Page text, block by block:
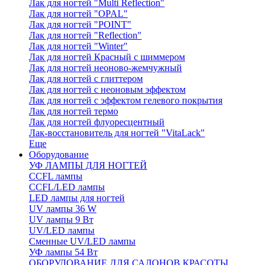
Лак для ногтей "Multi Reflection"
Лак для ногтей "OPAL"
Лак для ногтей "POINT"
Лак для ногтей "Reflection"
Лак для ногтей "Winter"
Лак для ногтей Красный с шиммером
Лак для ногтей неоново-жемчужный
Лак для ногтей с глиттером
Лак для ногтей с неоновым эффектом
Лак для ногтей с эффектом гелевого покрытия
Лак для ногтей термо
Лак для ногтей флуоресцентный
Лак-восстановитель для ногтей "VitaLack"
Еще
Оборудование
УФ ЛАМПЫ ДЛЯ НОГТЕЙ
CCFL лампы
CCFL/LED лампы
LED лампы для ногтей
UV лампы 36 W
UV лампы 9 Вт
UV/LED лампы
Сменные UV/LED лампы
УФ лампы 54 Вт
ОБОРУДОВАНИЕ ДЛЯ САЛОНОВ КРАСОТЫ